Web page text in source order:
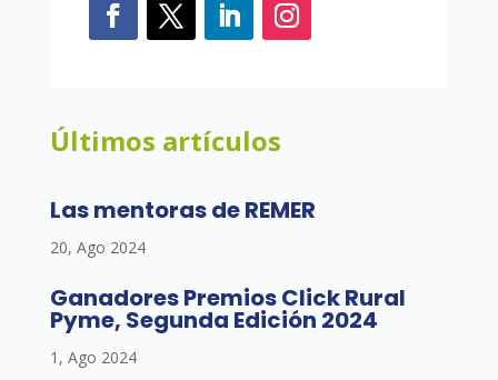
Últimos artículos
Las mentoras de REMER
20, Ago 2024
Ganadores Premios Click Rural
Pyme, Segunda Edición 2024
1, Ago 2024